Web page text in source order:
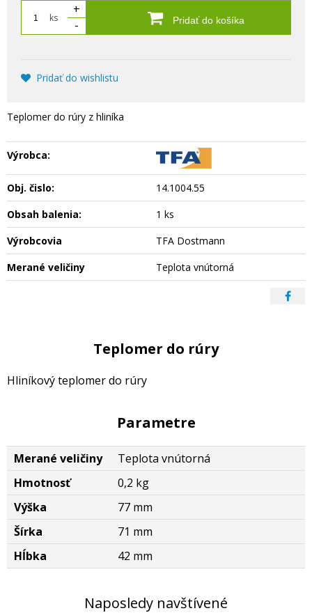
ks
+
-
Pridať do košíka
Pridať do wishlistu
Teplomer do rúry z hliníka
Výrobca:
Obj. čislo:
14.1004.55
Obsah balenia:
1 ks
Výrobcovia
TFA Dostmann
Merané veličiny
Teplota vnútorná
Teplomer do rúry
Hliníkový teplomer do rúry
Parametre
Merané veličiny
Teplota vnútorná
Hmotnosť
0,2 kg
Výška
77 mm
Šírka
71 mm
Hĺbka
42 mm
Naposledy navštívené